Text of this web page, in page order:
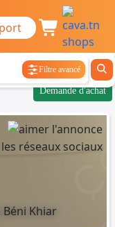
Filtre avancé
Demande d'achat